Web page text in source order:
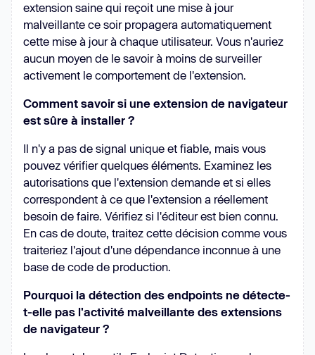
extension saine qui reçoit une mise à jour
malveillante ce soir propagera automatiquement
cette mise à jour à chaque utilisateur. Vous n'auriez
aucun moyen de le savoir à moins de surveiller
activement le comportement de l'extension.
Comment savoir si une extension de navigateur
est sûre à installer ?
Il n'y a pas de signal unique et fiable, mais vous
pouvez vérifier quelques éléments. Examinez les
autorisations que l'extension demande et si elles
correspondent à ce que l'extension a réellement
besoin de faire. Vérifiez si l'éditeur est bien connu.
En cas de doute, traitez cette décision comme vous
traiteriez l'ajout d'une dépendance inconnue à une
base de code de production.
Pourquoi la détection des endpoints ne détecte-
t-elle pas l'activité malveillante des extensions
de navigateur ?